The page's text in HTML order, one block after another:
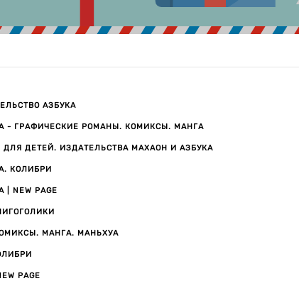
АЗБУКА
- ГРАФИЧЕСКИЕ РОМАНЫ. КОМИКСЫ. МАНГА
ДЛЯ ДЕТЕЙ. ИЗДАТЕЛЬСТВА МАХАОН И АЗБУКА
КОЛИБРИ
| NEW PAGE
МАНГА. МАНЬХУА
PAGE